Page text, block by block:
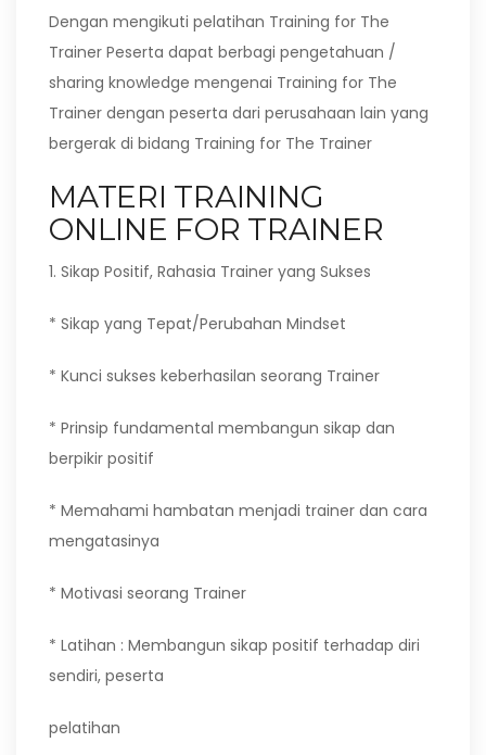
Dengan mengikuti pelatihan Training for The
Trainer Peserta dapat berbagi pengetahuan /
sharing knowledge mengenai Training for The
Trainer dengan peserta dari perusahaan lain yang
bergerak di bidang Training for The Trainer
MATERI TRAINING
ONLINE FOR TRAINER
1. Sikap Positif, Rahasia Trainer yang Sukses
* Sikap yang Tepat/Perubahan Mindset
* Kunci sukses keberhasilan seorang Trainer
* Prinsip fundamental membangun sikap dan
berpikir positif
* Memahami hambatan menjadi trainer dan cara
mengatasinya
* Motivasi seorang Trainer
* Latihan : Membangun sikap positif terhadap diri
sendiri, peserta
pelatihan